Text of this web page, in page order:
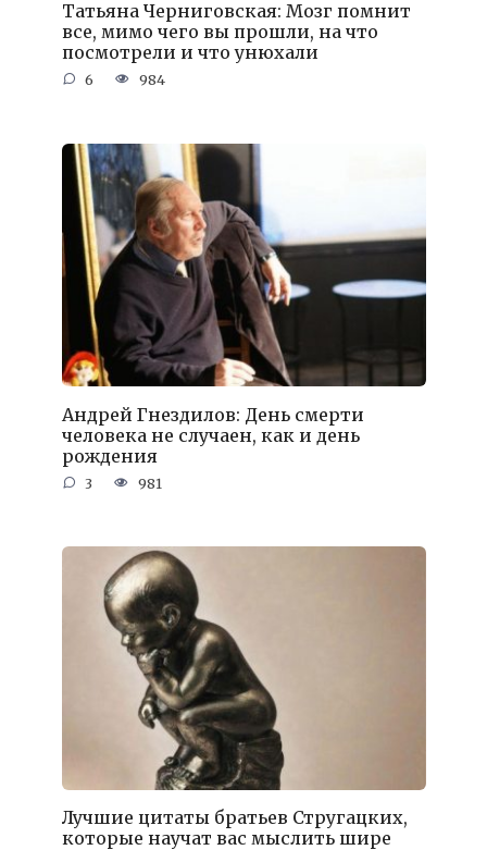
Татьяна Черниговская: Мозг помнит
все, мимо чего вы прошли, на что
посмотрели и что унюхали
6 984
Андрей Гнездилов: День смерти
человека не случаен, как и день
рождения
3 981
Лучшие цитаты братьев Стругацких,
которые научат вас мыслить шире